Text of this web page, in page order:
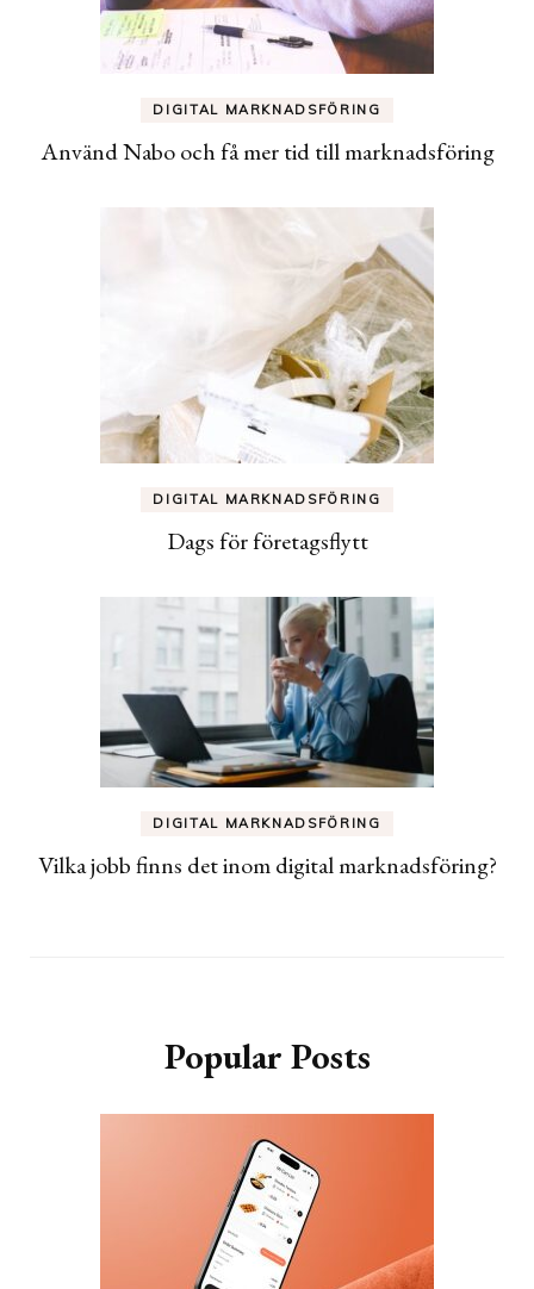
DIGITAL MARKNADSFÖRING
Använd Nabo och få mer tid till marknadsföring
DIGITAL MARKNADSFÖRING
Dags för företagsflytt
DIGITAL MARKNADSFÖRING
Vilka jobb finns det inom digital marknadsföring?
Popular Posts